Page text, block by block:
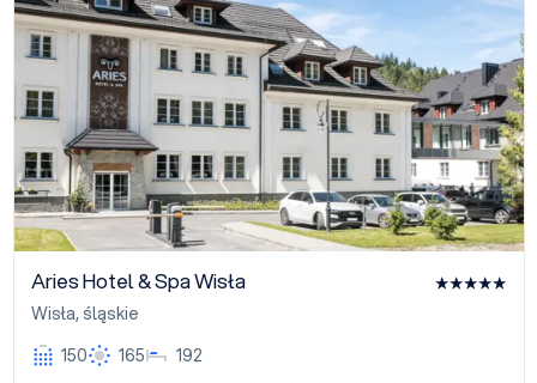
Aries Hotel & Spa Wisła
Wisła, śląskie
150
165
192